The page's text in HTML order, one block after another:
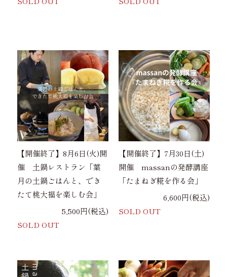
【開催終了】8月6日(火)開
催 土鍋レストラン「葉
月の土鍋ごはんと、でき
たて桃大福を楽しむ会」
5,500円(税込)
SOLD OUT
【開催終了】7月30日(土)
開催 massanの発酵講座
「たまねぎ糀を作る会」
6,600円(税込)
SOLD OUT